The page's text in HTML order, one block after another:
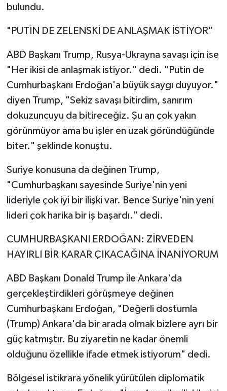
bulundu.
"PUTİN DE ZELENSKİ DE ANLAŞMAK İSTİYOR"
ABD Başkanı Trump, Rusya-Ukrayna savaşı için ise
"Her ikisi de anlaşmak istiyor." dedi. "Putin de
Cumhurbaşkanı Erdoğan'a büyük saygı duyuyor."
diyen Trump, "Sekiz savaşı bitirdim, sanırım
dokuzuncuyu da bitireceğiz. Şu an çok yakın
görünmüyor ama bu işler en uzak göründüğünde
biter." şeklinde konuştu.
Suriye konusuna da değinen Trump,
"Cumhurbaşkanı sayesinde Suriye'nin yeni
lideriyle çok iyi bir ilişki var. Bence Suriye'nin yeni
lideri çok harika bir iş başardı." dedi.
CUMHURBAŞKANI ERDOĞAN: ZİRVEDEN
HAYIRLI BİR KARAR ÇIKACAĞINA İNANİYORUM
ABD Başkanı Donald Trump ile Ankara'da
gerçekleştirdikleri görüşmeye değinen
Cumhurbaşkanı Erdoğan, "Değerli dostumla
(Trump) Ankara'da bir arada olmak bizlere ayrı bir
güç katmıştır. Bu ziyaretin ne kadar önemli
olduğunu özellikle ifade etmek istiyorum" dedi.
Bölgesel istikrara yönelik yürütülen diplomatik